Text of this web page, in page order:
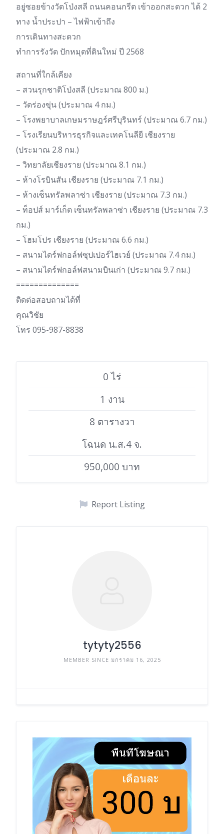
อยู่ซอยข้างวัดโป่งสลี ถนนคอนกรีต เข้าออกสะดวก ได้ 2
ทาง น้ำประปา – ไฟฟ้าเข้าถึง
การเดินทางสะดวก
ทำการรังวัด ปักหมุดที่ดินใหม่ ปี 2568
สถานที่ใกล้เคียง
– สวนรุกชาติโป่งสลี (ประมาณ 800 ม.)
– วัดร่องขุ่น (ประมาณ 4 กม.)
– โรงพยาบาลเกษมราษฎร์ศรีบุรินทร์ (ประมาณ 6.7 กม.)
– โรงเรียนบริหารธุรกิจและเทคโนลียี เชียงราย
(ประมาณ 2.8 กม.)
– วิทยาลัยเชียงราย (ประมาณ 8.1 กม.)
– ห้างโรบินสัน เชียงราย (ประมาณ 7.1 กม.)
– ห้างเซ็นทรัลพลาซ่า เชียงราย (ประมาณ 7.3 กม.)
– ท็อปส์ มาร์เก็ต เซ็นทรัลพลาซ่า เชียงราย (ประมาณ 7.3
กม.)
– โฮมโปร เชียงราย (ประมาณ 6.6 กม.)
– สนามไดร์ฟกอล์ฟซุปเปอร์ไฮเวย์ (ประมาณ 7.4 กม.)
– สนามไดร์ฟกอล์ฟสนามบินเก่า (ประมาณ 9.7 กม.)
==============
ติดต่อสอบถามได้ที่
คุณวิชัย
โทร 095-987-8838
0 ไร่
1 งาน
8 ตารางวา
โฉนด น.ส.4 จ.
950,000 บาท
Report Listing
tytyty2556
MEMBER SINCE มกราคม 16, 2025